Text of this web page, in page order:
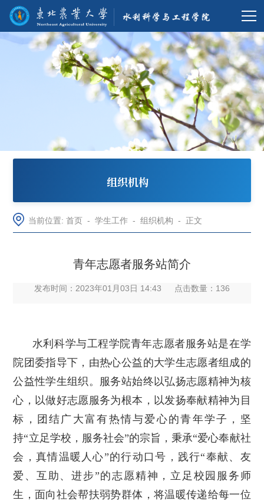
组织机构
当前位置:首页 -学生工作 -组织机构 - 正文
青年志愿者服务站简介
发布时间：2023年01月03日 14:43 点击数量： 136
水利科学与工程学院青年志愿者服务站是在学
院团委指导下，由热心公益的大学生志愿者组成的
公益性学生组织。服务站始终以弘扬志愿精神为核
心，以做好志愿服务为根本，以发扬奉献精神为目
标，团结广大富有热情与爱心的青年学子，坚
持“立足学校，服务社会”的宗旨，秉承“爱心奉献社
会，真情温暖人心”的行动口号，践行“奉献、友
爱、互助、进步”的志愿精神，立足校园服务师
生，面向社会帮扶弱势群体，将温暖传递给每一位